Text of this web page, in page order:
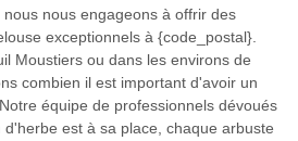
nous engageons à offrir des
exceptionnels à {code_postal}.
Moustiers ou dans les environs de
combien il est important d'avoir un
équipe de professionnels dévoués
est à sa place, chaque arbuste